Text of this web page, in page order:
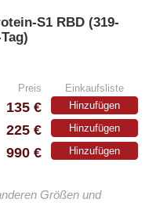
S1 RBD (319-
Preis Einkaufsliste
135 € Hinzufügen
225 € Hinzufügen
990 € Hinzufügen
Größen und